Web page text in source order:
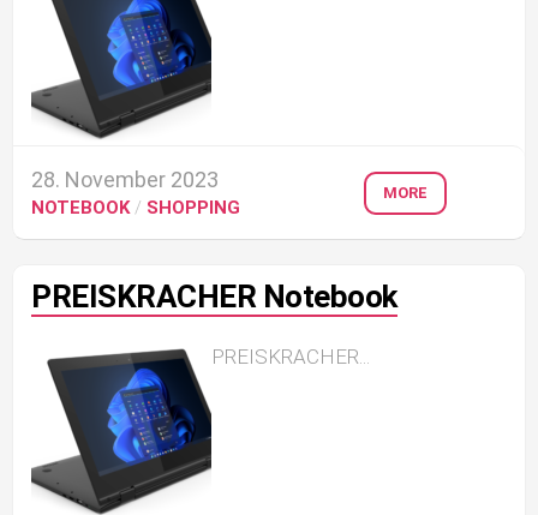
28. November 2023
NOTEBOOK/ SHOPPING
MORE
PREISKRACHER Notebook
PREISKRACHER...